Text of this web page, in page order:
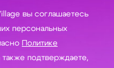
вы соглашаетесь
Политике
также подтверждаете,